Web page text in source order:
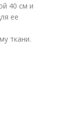
40 см и
ее
ткани.